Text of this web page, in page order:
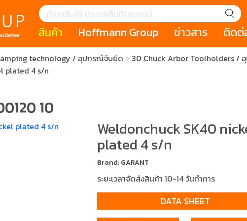
สินค้า
แนะนำ
clearance sale
มีดคัตเตอร์นิรภัย (safety cutter)
สินค้าแนะนำประเภทไขควง เครื่องมือขัดและตกแต่งผิววัสดุ
Mechanic Tools)
1 Mono machining / เครื่องมือใช้
2 Modular machining / ชุด
Hoffmann Group
HOFFMANN GROUP STORY HOLEX GARANT
ข่าวสาร
บทความ เหตุการณ์ Salespage
ติดต่
technology / อุปกรณ์จับยึด
30 Chuck Arbor Toolholders /
plated 4 s/n
10
Weldonchuck SK40
plated 4 s/n
Brand: GARANT
ระยะเวลาจัดส่งสินค้า 10-14 วันทำการ
DATA SHEET